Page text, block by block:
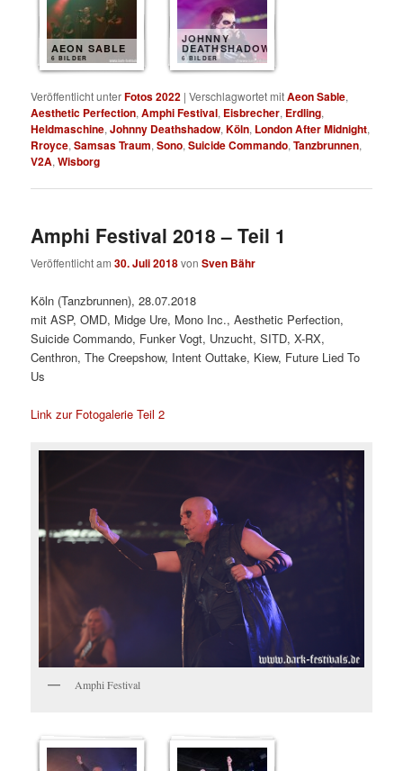
AEON SABLE
6 BILDER
JOHNNY
DEATHSHADOW
6 BILDER
Veröffentlicht unterFotos 2022 |Verschlagwortet mitAeon Sable,
Aesthetic Perfection,Amphi Festival, Eisbrecher, Erdling,
Heldmaschine,Johnny Deathshadow,Köln, London After Midnight,
Rroyce,Samsas Traum,Sono,Suicide Commando,Tanzbrunnen,
V2A,Wisborg
Amphi Festival 2018 – Teil 1
Veröffentlicht am30. Juli 2018vonSven Bähr
Köln (Tanzbrunnen), 28.07.2018
mit ASP, OMD, Midge Ure, Mono Inc., Aesthetic Perfection,
Suicide Commando, Funker Vogt, Unzucht, SITD, X-RX,
Centhron, The Creepshow, Intent Outtake, Kiew, Future Lied To
Us
Link zur Fotogalerie Teil 2
Amphi Festival